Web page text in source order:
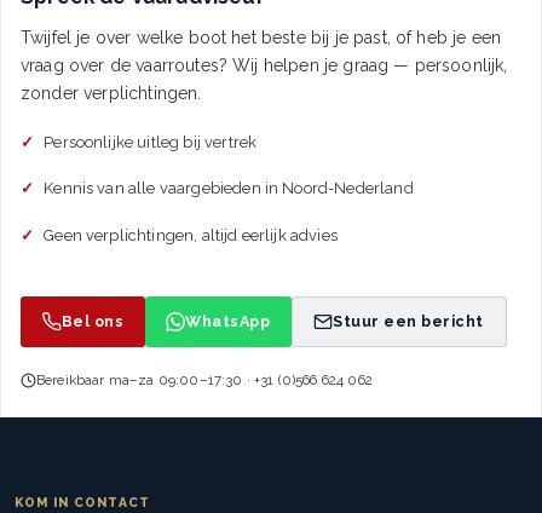
Twijfel je over welke boot het beste bij je past, of heb je een
vraag over de vaarroutes? Wij helpen je graag — persoonlijk,
zonder verplichtingen.
Persoonlijke uitleg bij vertrek
Kennis van alle vaargebieden in Noord-Nederland
Geen verplichtingen, altijd eerlijk advies
Bel ons WhatsApp Stuur een bericht
Bereikbaar ma–za 09:00–17:30 · +31 (0)566 624 062
KOM IN CONTACT